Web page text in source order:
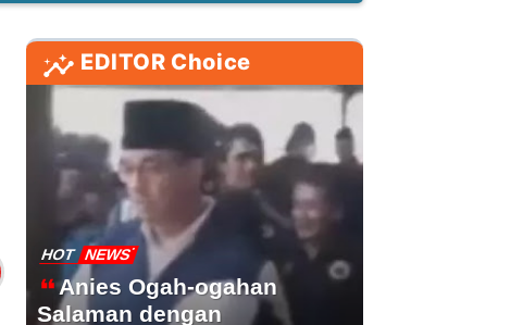
EDITOR Choice
HOT NEWS
Anies Ogah-ogahan
Salaman dengan